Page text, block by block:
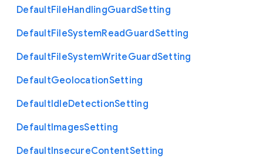
DefaultFileHandlingGuardSetting
DefaultFileSystemReadGuardSetting
DefaultFileSystemWriteGuardSetting
DefaultGeolocationSetting
DefaultIdleDetectionSetting
DefaultImagesSetting
DefaultInsecureContentSetting